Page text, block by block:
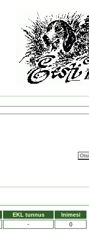
EKL tunnus
Inimesi
- 0